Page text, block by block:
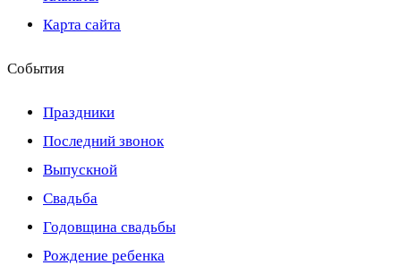
Карта сайта
События
Праздники
Последний звонок
Выпускной
Свадьба
Годовщина свадьбы
Рождение ребенка